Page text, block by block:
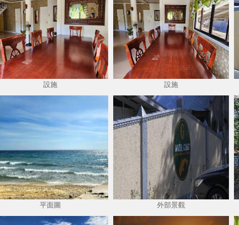
設施 設施
平面圖 外部景觀